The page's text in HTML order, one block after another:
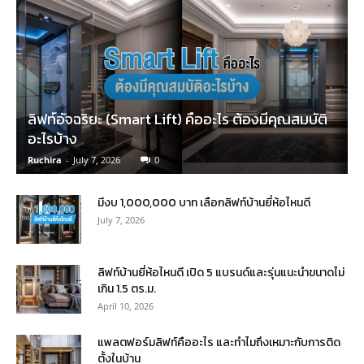
ลิฟท์อัจฉริยะ (Smart Lift) คืออะไร ต้องมีคุณสมบัติ
อะไรบ้าง
Ruchira - July 7, 2026 0
มีงบ 1,000,000 บาท เลือกลิฟท์บ้านยี่ห้อไหนดี
July 7, 2026
ลิฟท์บ้านยี่ห้อไหนดี เปิด 5 แบรนด์และรุ่นแนะนำขนาดไม่
เกิน 1.5 ตร.ม.
April 10, 2026
แพลตฟอร์มลิฟท์คืออะไร และทำไมถึงเหมาะกับการติด
ตั้งในบ้าน